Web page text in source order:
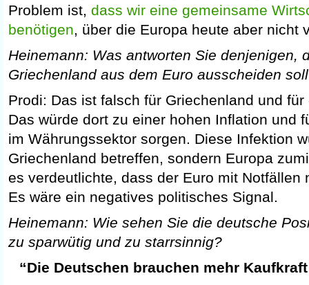
Problem ist, dass wir eine gemeinsame
benötigen, über die Europa heute aber nicht
Heinemann: Was antworten Sie denjenigen,
Griechenland aus dem Euro ausscheiden
Prodi: Das ist falsch für Griechenland und
Das würde dort zu einer hohen Inflation und
im Währungssektor sorgen. Diese Infektion
Griechenland betreffen, sondern Europa
es verdeutlichte, dass der Euro mit Notfällen
Es wäre ein negatives politisches Signal.
Heinemann: Wie sehen Sie die deutsche
zu sparwütig und zu starrsinnig?
“Die Deutschen brauchen mehr